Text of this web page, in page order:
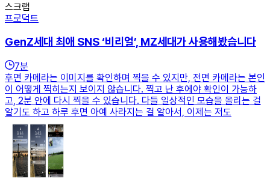
스크랩
프로덕트
GenZ세대 최애 SNS ‘비리얼’, MZ세대가 사용해봤습니다
7분
후면 카메라는 이미지를 확인하며 찍을 수 있지만, 전면 카메라는 본인
이 어떻게 찍히는지 보이지 않습니다. 찍고 난 후에야 확인이 가능하
고, 2분 안에 다시 찍을 수 있습니다. 다들 일상적인 모습을 올리는 걸
알기도 하고 하루 후면 아예 사라지는 걸 알아서, 이제는 저도